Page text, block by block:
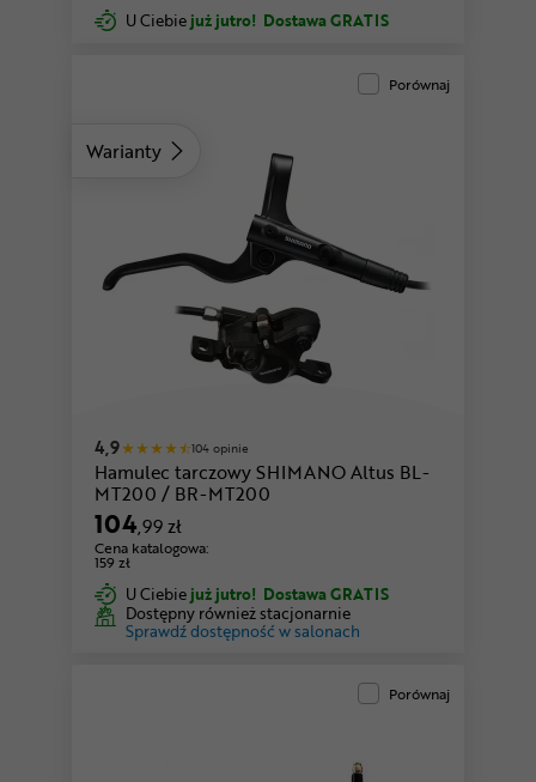
U Ciebie już jutro! Dostawa GRATIS
Warianty
Porównaj
4,9 104 opinie
Hamulec tarczowy SHIMANO Altus BL-
MT200 / BR-MT200
104,99 zł
Cena katalogowa:
159 zł
U Ciebie już jutro! Dostawa GRATIS
Dostępny również stacjonarnie
Sprawdź dostępność w salonach
Porównaj